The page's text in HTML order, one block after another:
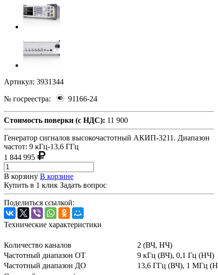
Артикул: 3931344
№ госреестра: 91166-24
Стоимость поверки (с НДС): 11 900
Генератор сигналов высокочастотный АКИП-3211. Диапазон
частот: 9 кГц-13,6 ГГц
1 844 995
В корзину В корзине
Купить в 1 клик Задать вопрос
Поделиться ссылкой:
Технические характеристики
Количество каналов
2 (ВЧ, НЧ)
Частотный диапазон ОТ
9 кГц (ВЧ), 0,1 Гц (НЧ)
Частотный диапазон ДО
13,6 ГГц (ВЧ), 1 МГц